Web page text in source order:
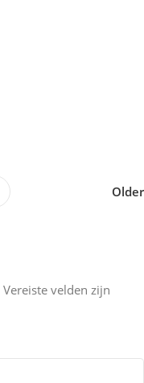
Older
Vereiste velden zijn